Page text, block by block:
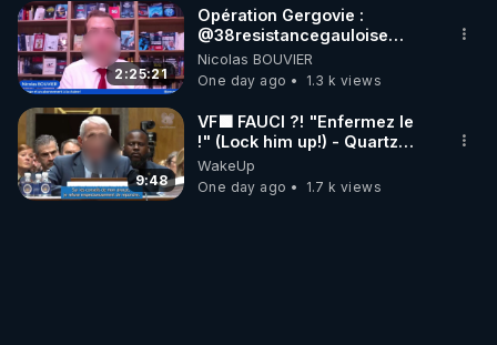
2:25:21
Opération Gergovie :
‪@38resistancegauloise‬
‪@MarionSigautOfficiel‬
‪@gladysriifard5710‬ Laëtitia
Nicolas BOUVIER
One day ago
1.3 k views
9:48
VF🟩 FAUCI ?! "Enfermez le
!" (Lock him up!) - Quartz
Traduction
WakeUp
One day ago
1.7 k views